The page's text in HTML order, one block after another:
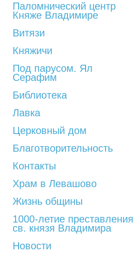
Паломнический центр
Княже Владимире
Витязи
Княжичи
Под парусом. Ял
Серафим
Библиотека
Лавка
Церковный дом
Благотворительность
Контакты
Храм в Левашово
Жизнь общины
1000-летие преставления
св. князя Владимира
Новости